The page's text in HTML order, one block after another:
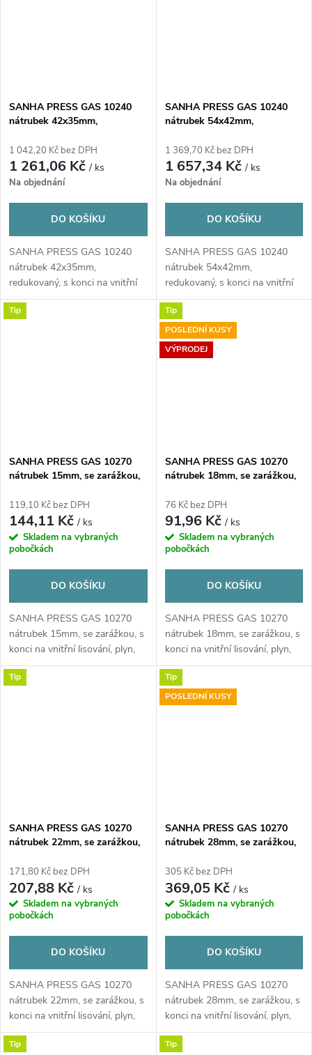
SANHA PRESS GAS 10240
nátrubek 42x35mm,
lisování, plyn, měď
1 042,20 Kč bez DPH
1 261,06 Kč/ ks
Na objednání
DO KOŠÍKU
SANHA PRESS GAS 10240
nátrubek 42x35mm,
redukovaný, s konci na vnitřní
lisování, plyn, měď
SANHA PRESS GAS 10240
nátrubek 54x42mm,
lisování, plyn, měď
1 369,70 Kč bez DPH
1 657,34 Kč/ ks
Na objednání
DO KOŠÍKU
SANHA PRESS GAS 10240
nátrubek 54x42mm,
redukovaný, s konci na vnitřní
lisování, plyn, měď
Tip
SANHA PRESS GAS 10270
nátrubek 15mm, se zarážkou,
plyn, měď
119,10 Kč bez DPH
144,11 Kč/ ks
Skladem na vybraných
pobočkách
DO KOŠÍKU
SANHA PRESS GAS 10270
nátrubek 15mm, se zarážkou, s
konci na vnitřní lisování, plyn,
měď
Tip
POSLEDNÍ KUSY
VÝPRODEJ
SANHA PRESS GAS 10270
nátrubek 18mm, se zarážkou,
plyn, měď
76 Kč bez DPH
91,96 Kč/ ks
Skladem na vybraných
pobočkách
DO KOŠÍKU
SANHA PRESS GAS 10270
nátrubek 18mm, se zarážkou, s
konci na vnitřní lisování, plyn,
měď
Tip
SANHA PRESS GAS 10270
nátrubek 22mm, se zarážkou,
plyn, měď
171,80 Kč bez DPH
207,88 Kč/ ks
Skladem na vybraných
pobočkách
DO KOŠÍKU
SANHA PRESS GAS 10270
nátrubek 22mm, se zarážkou, s
konci na vnitřní lisování, plyn,
měď
Tip
POSLEDNÍ KUSY
SANHA PRESS GAS 10270
nátrubek 28mm, se zarážkou,
plyn, měď
305 Kč bez DPH
369,05 Kč/ ks
Skladem na vybraných
pobočkách
DO KOŠÍKU
SANHA PRESS GAS 10270
nátrubek 28mm, se zarážkou, s
konci na vnitřní lisování, plyn,
měď
Tip Tip